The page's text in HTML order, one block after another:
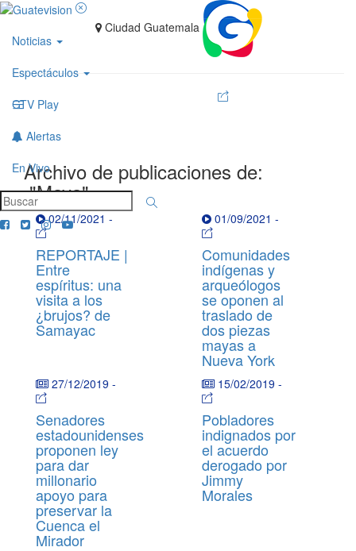
Noticias
Espectáculos
GTV Play
Alertas
En Vivo
Ciudad Guatemala
Archivo de publicaciones de:
"Maya"
02/11/2021 -
REPORTAJE |
Entre
espíritus: una
visita a los
¿brujos? de
Samayac
01/09/2021 -
Comunidades
indígenas y
arqueólogos
se oponen al
traslado de
dos piezas
mayas a
Nueva York
27/12/2019 -
Senadores
estadounidenses
proponen ley
para dar
millonario
apoyo para
preservar la
Cuenca el
Mirador
15/02/2019 -
Pobladores
indignados por
el acuerdo
derogado por
Jimmy
Morales